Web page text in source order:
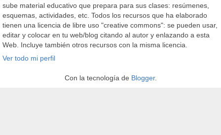
sube material educativo que prepara para sus clases: resúmenes,
esquemas, actividades, etc. Todos los recursos que ha elaborado
tienen una licencia de libre uso "creative commons": se pueden usar,
editar y colocar en tu web/blog citando al autor y enlazando a esta
Web. Incluye también otros recursos con la misma licencia.
Ver todo mi perfil
Con la tecnología de Blogger.